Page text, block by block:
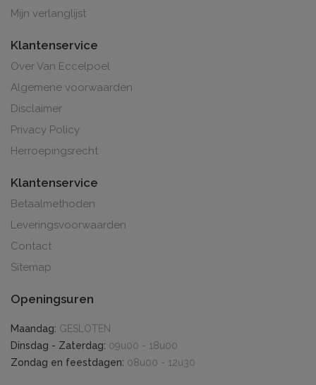
Mijn verlanglijst
Klantenservice
Over Van Eccelpoel
Algemene voorwaarden
Disclaimer
Privacy Policy
Herroepingsrecht
Klantenservice
Betaalmethoden
Leveringsvoorwaarden
Contact
Sitemap
Openingsuren
Maandag: GESLOTEN
Dinsdag - Zaterdag: 09u00 - 18u00
Zondag en feestdagen: 08u00 - 12u30